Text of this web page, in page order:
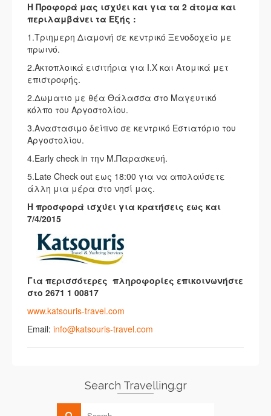
Η Προφορά μας ισχύει και για τα 2 άτομα και
περιλαμβάνει τα Εξής :
1.Τριημερη Διαμονή σε κεντρικό Ξενοδοχείο με
πρωινό.
2.Ακτοπλοικά εισιτήρια για Ι.Χ και Ατομικά μετ
επιστροφής.
2.Δωματιο με θέα Θάλασσα στο Μαγευτικό
κόλπο του Αργοστολίου.
3.Αναστασιμο δείπνο σε κεντρικό Εστιατόριο του
Αργοστολίου.
4.Early check in την Μ.Παρασκευή.
5.Late Check out εως 18:00 για να απολαύσετε
άλλη μια μέρα στο νησί μας.
Η προσφορά ισχύει για κρατήσεις εως και
7/4/2015
Για περισσότερες πληροφορίες επικοινωνήστε
στο 2671 1 00817
www.katsouris-travel.com
Email: info@katsouris-travel.com
Search Travelling.gr